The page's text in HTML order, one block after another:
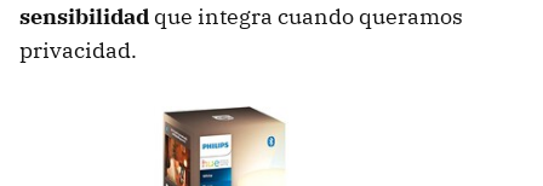
sensibilidad que integra cuando queramos
privacidad.